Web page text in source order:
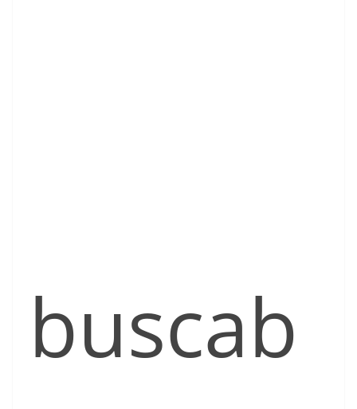
buscab